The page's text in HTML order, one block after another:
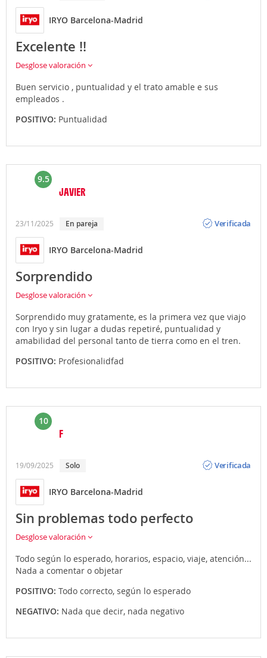
IRYO Barcelona-Madrid
Excelente !!
Desglose valoración
Buen servicio , puntualidad y el trato amable e sus
empleados .
POSITIVO: Puntualidad
9.5
JAVIER
23/11/2025 En pareja
Verificada
IRYO Barcelona-Madrid
Sorprendido
Desglose valoración
Sorprendido muy gratamente, es la primera vez que viajo
con Iryo y sin lugar a dudas repetiré, puntualidad y
amabilidad del personal tanto de tierra como en el tren.
POSITIVO: Profesionalidfad
10
F
19/09/2025 Solo
Verificada
IRYO Barcelona-Madrid
Sin problemas todo perfecto
Desglose valoración
Todo según lo esperado, horarios, espacio, viaje, atención...
Nada a comentar o objetar
POSITIVO: Todo correcto, según lo esperado
NEGATIVO: Nada que decir, nada negativo